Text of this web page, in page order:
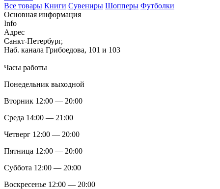
Все товары Книги Сувениры Шопперы Футболки
Основная информация
Info
Адрес
Санкт-Петербург,
Наб. канала Грибоедова, 101 и 103
Часы работы
Понедельник выходной
Вторник 12:00 — 20:00
Среда 14:00 — 21:00
Четверг 12:00 — 20:00
Пятница 12:00 — 20:00
Суббота 12:00 — 20:00
Воскресенье 12:00 — 20:00